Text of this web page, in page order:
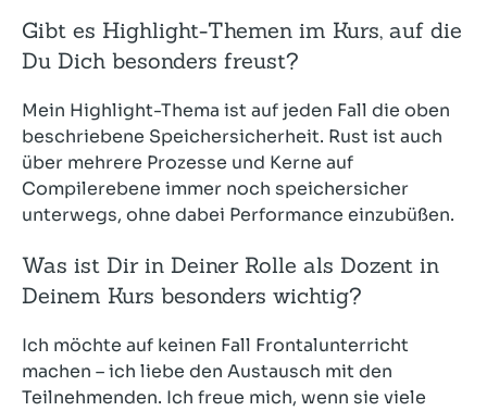
Gibt es Highlight-Themen im Kurs, auf die
Du Dich besonders freust?
Mein Highlight-Thema ist auf jeden Fall die oben
beschriebene Speichersicherheit. Rust ist auch
über mehrere Prozesse und Kerne auf
Compilerebene immer noch speichersicher
unterwegs, ohne dabei Performance einzubüßen.
Was ist Dir in Deiner Rolle als Dozent in
Deinem Kurs besonders wichtig?
Ich möchte auf keinen Fall Frontalunterricht
machen – ich liebe den Austausch mit den
Teilnehmenden. Ich freue mich, wenn sie viele